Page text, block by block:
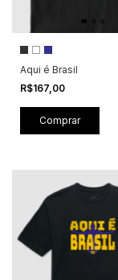
Aqui é Brasil
R$167,00
Comprar